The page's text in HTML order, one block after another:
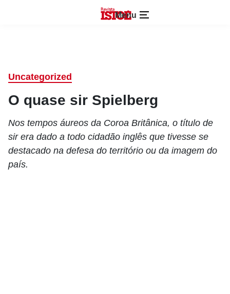
Menu
Uncategorized
O quase sir Spielberg
Nos tempos áureos da Coroa Britânica, o título de
sir era dado a todo cidadão inglês que tivesse se
destacado na defesa do território ou da imagem do
país.